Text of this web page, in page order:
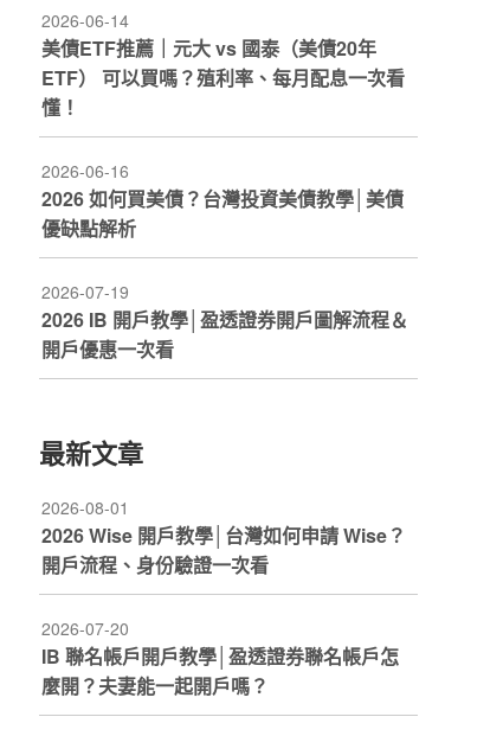
2026-06-14
美債ETF推薦｜元大 vs 國泰（美債20年
ETF） 可以買嗎？殖利率、每月配息一次看
懂！
2026-06-16
2026 如何買美債？台灣投資美債教學│美債
優缺點解析
2026-07-19
2026 IB 開戶教學│盈透證券開戶圖解流程＆
開戶優惠一次看
最新文章
2026-08-01
2026 Wise 開戶教學│台灣如何申請 Wise？
開戶流程、身份驗證一次看
2026-07-20
IB 聯名帳戶開戶教學│盈透證券聯名帳戶怎
麼開？夫妻能一起開戶嗎？